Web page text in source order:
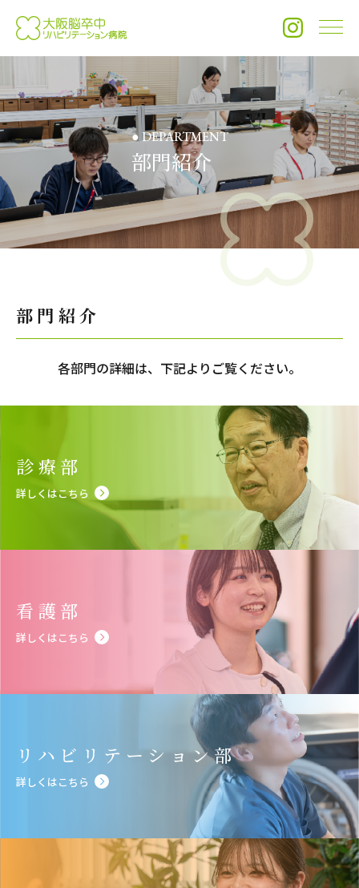
● DEPARTMENT
部門紹介
部門紹介
各部門の詳細は、下記よりご覧ください。
診療部
詳しくはこちら
看護部
詳しくはこちら
リハビリテーション部
詳しくはこちら